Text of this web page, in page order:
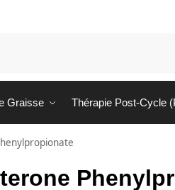
Graisse Thérapie Post-Cycle